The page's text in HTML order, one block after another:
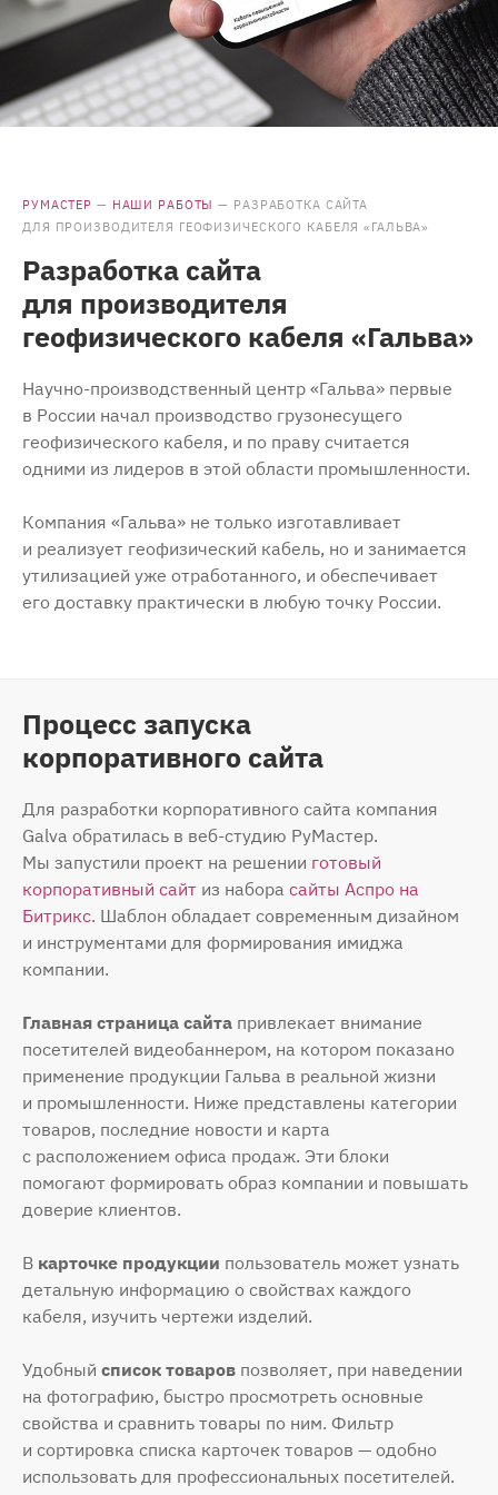
РУМАСТЕР — НАШИ РАБОТЫ — РАЗРАБОТКА САЙТА
ДЛЯ ПРОИЗВОДИТЕЛЯ ГЕОФИЗИЧЕСКОГО КАБЕЛЯ «ГАЛЬВА»
Разработка сайта
для производителя
геофизического кабеля «Гальва»
Научно-производственный центр «Гальва» первые
в России начал производство грузонесущего
геофизического кабеля, и по праву считается
одними из лидеров в этой области промышленности.
Компания «Гальва» не только изготавливает
и реализует геофизический кабель, но и занимается
утилизацией уже отработанного, и обеспечивает
его доставку практически в любую точку России.
Процесс запуска
корпоративного сайта
Для разработки корпоративного сайта компания
Galva обратилась в веб-студию РуМастер.
Мы запустили проект на решении готовый
корпоративный сайт из набора сайты Аспро на
Битрикс. Шаблон обладает современным дизайном
и инструментами для формирования имиджа
компании.
Главная страница сайта привлекает внимание
посетителей видеобаннером, на котором показано
применение продукции Гальва в реальной жизни
и промышленности. Ниже представлены категории
товаров, последние новости и карта
с расположением офиса продаж. Эти блоки
помогают формировать образ компании и повышать
доверие клиентов.
В карточке продукции пользователь может узнать
детальную информацию о свойствах каждого
кабеля, изучить чертежи изделий.
Удобный список товаров позволяет, при наведении
на фотографию, быстро просмотреть основные
свойства и сравнить товары по ним. Фильтр
и сортировка списка карточек товаров — одобно
использовать для профессиональных посетителей.